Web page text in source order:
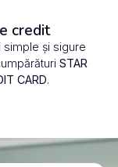
credit
simple și sigure
STAR
CARD.